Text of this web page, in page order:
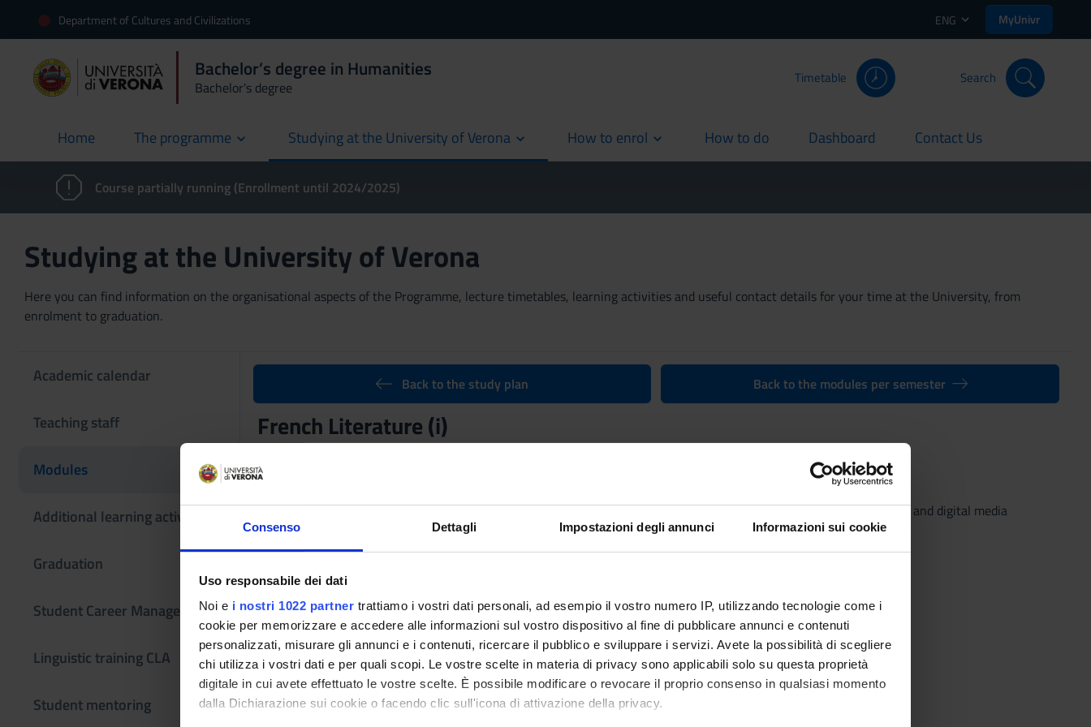
Consenso Dettagli Impostazioni degli annunci Informazioni sui cookie
Uso responsabile dei dati
Noi e i nostri 1022 partner trattiamo i vostri dati personali, ad esempio il vostro numero IP, utilizzando tecnologie come i
cookie per memorizzare e accedere alle informazioni sul vostro dispositivo al fine di pubblicare annunci e contenuti
personalizzati, misurare gli annunci e i contenuti, ricercare il pubblico e sviluppare i servizi. Avete la possibilità di scegliere
chi utilizza i vostri dati e per quali scopi. Le vostre scelte in materia di privacy sono applicabili solo su questa proprietà
digitale in cui avete effettuato le vostre scelte. È possibile modificare o revocare il proprio consenso in qualsiasi momento
dalla Dichiarazione sui cookie o facendo clic sull'icona di attivazione della privacy.
Department of Cultures and Civilizations ENG MyUnivr
Bachelor’s degree in Humanities
Bachelor's degree
Timetable Search
Home
current The programme Studying at the University of Verona How to enrol How to do
current Dashboard
current Contact Us
current
Course partially running (Enrollment until 2024/2025)
Studying at the University of Verona
Here you can find information on the organisational aspects of the Programme, lecture timetables, learning activities and useful contact details for your time at the University, from
enrolment to graduation.
Academic calendar
Teaching staff
Modules
Additional learning activities
Graduation
Student Career Management
Linguistic training CLA
Student mentoring
Back to the study plan Back to the modules per semester
French Literature (i)
4S01305
The course is given byFrench literature 1(2019/2020) - Bachelor's degree in Languages and literatures for publishing and digital media